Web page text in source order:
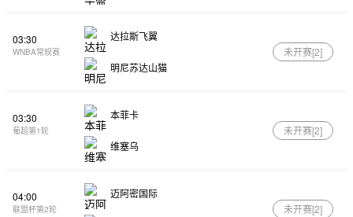
03:30
WNBA常规赛
达拉斯飞翼
明尼苏达山猫
未开赛[2]
03:30
葡超第1轮
本菲卡
维塞乌
未开赛[2]
04:00
联盟杯第2轮
迈阿密国际
未开赛[2]